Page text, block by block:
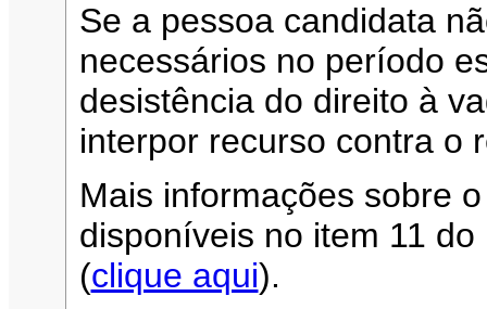
Se a pessoa candidata
necessários no período
desistência do direito à
interpor recurso contra o
Mais informações sobre
disponíveis no item 11
(clique aqui).